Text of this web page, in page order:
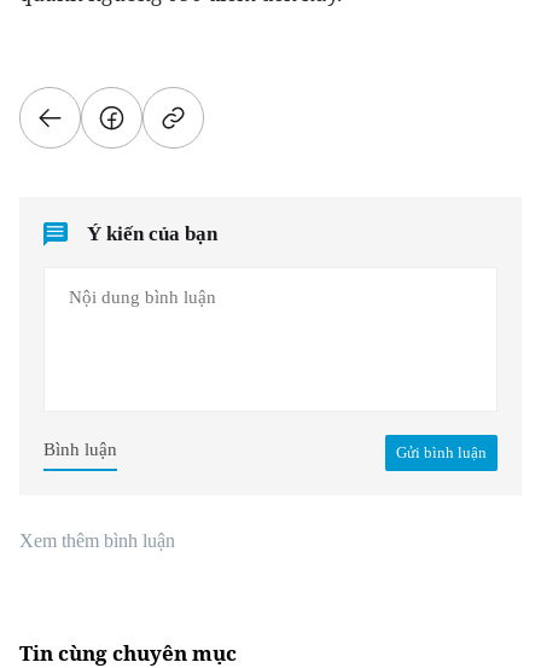
Ý kiến của bạn
Gửi bình luận
Bình luận
Xem thêm bình luận
Tin cùng chuyên mục